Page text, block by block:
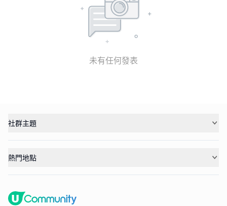
未有任何發表
社群主題
熱門地點